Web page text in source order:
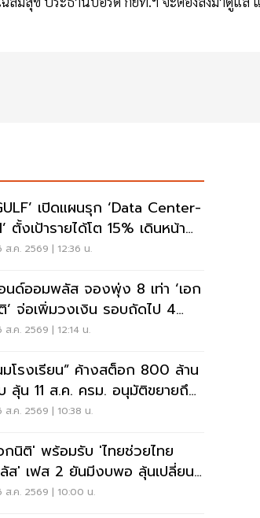
เปิดแผนรุก ‘Data Center-
ดินหน้า
ทุนยุโรป
ส.ค. 2569 | 12:36 น.
นด์ออมพลัส จองพุ่ง 8 เท่า ‘เอก
’ จ่อเพิ่มวงเงิน รอบถัดไป 4
.นี้
ส.ค. 2569 | 12:14 น.
มโรงเรียน” ค้างสต็อก 800 ล้าน
ายถึง
ส.ค. 2569 | 10:38 น.
กนิติ' พร้อมรับ 'ไทยช่วยไทย
ส' เฟส 2 ยันมีงบพอ ลุ้นเปลี่ยน
รคืน 'คนละครึ่ง'
ส.ค. 2569 | 10:00 น.